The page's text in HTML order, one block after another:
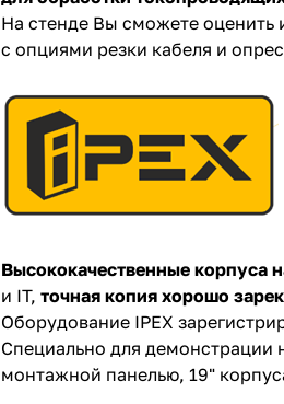
На стенде Вы сможете оценить
с опциями резки кабеля и
Высококачественные корпуса
и IT, точная копия хорошо
Оборудование IPEX
Специально для демонстрации
монтажной панелью, 19"